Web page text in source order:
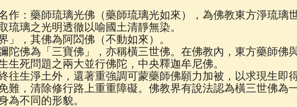
說療痔(腫瘤)病經(27) 助念機 App(3)
作：藥師琉璃光佛（藥師琉璃光如來），為佛教東方淨琉璃
琉璃之光明透徹以喻國土清靜無染。
」，其佛為阿閦佛（不動如來）。
陀佛為「三寶佛」，亦稱橫三世佛。在佛教內，東方藥師佛
生死問題之兩大並行佛陀，中央釋迦牟尼佛。
往生淨土外，還著重強調可蒙藥師佛願力加被，以求現生即
難，清除修行路上重重障礙。佛教界有說法認為橫三世佛為
為不同的形貌。